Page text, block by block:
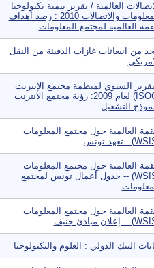
العالمية / تقرير تنمية تكنولوجيا
المعلومات والاتصالات 2010 : رصد أهداف
العالمية لمجتمع المعلومات
من انبعاثات غازات الدفيئة من النقل
السنوي لمنظمة مجتمع الإنترنت
(ISOC) لعام 2009: رؤية مجتمع الانترنت
التشغيل
العالمية حول مجتمع المعلومات
العالمية حول مجتمع المعلومات
(WSIS) -- جدول أعمال تونس لمجتمع
العالمية حول مجتمع المعلومات
البنك الدولي : العلوم والتكنولوجيا